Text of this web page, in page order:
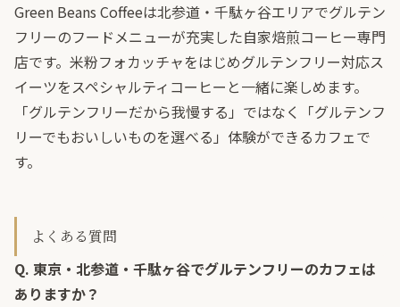
Green Beans Coffeeは北参道・千駄ヶ谷エリアでグルテン
フリーのフードメニューが充実した自家焙煎コーヒー専門
店です。米粉フォカッチャをはじめグルテンフリー対応ス
イーツをスペシャルティコーヒーと一緒に楽しめます。
「グルテンフリーだから我慢する」ではなく「グルテンフ
リーでもおいしいものを選べる」体験ができるカフェで
す。
よくある質問
Q. 東京・北参道・千駄ヶ谷でグルテンフリーのカフェは
ありますか？